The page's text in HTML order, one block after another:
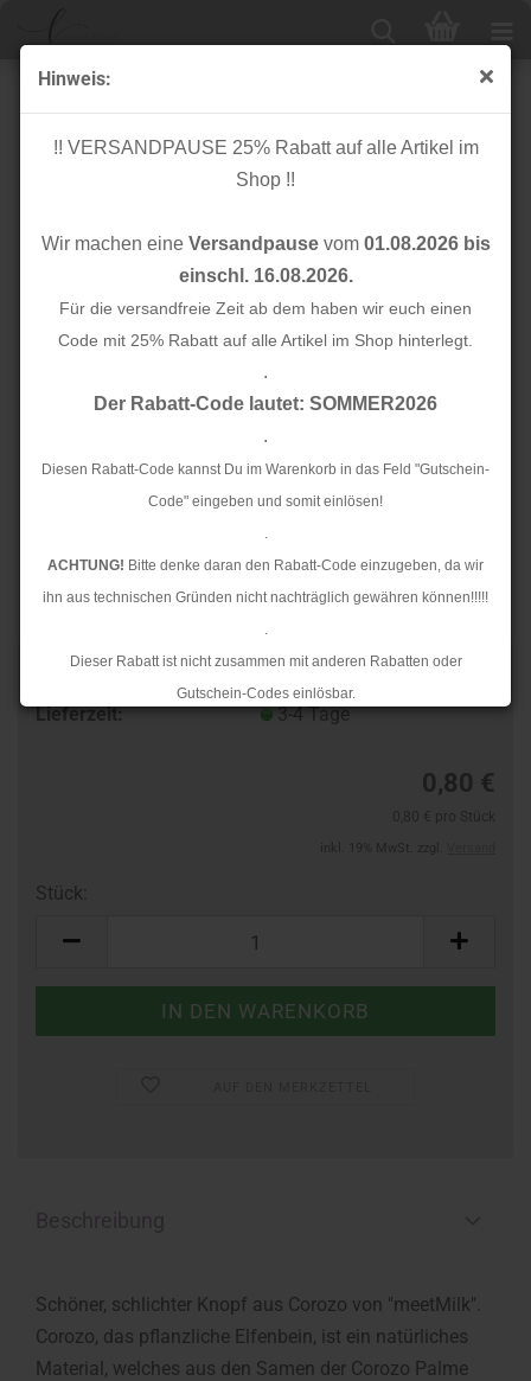
Hinweis:
!! VERSANDPAUSE 25% Rabatt auf alle Artikel im
Shop !!
Wir machen eine Versandpausevom 01.08.2026 bis
einschl. 16.08.2026.
Für die versandfreie Zeit ab dem haben wir euch einen
Code mit 25% Rabatt auf alle Artikel im Shop hinterlegt.
.
Der Rabatt-Code lautet: SOMMER2026
.
Diesen Rabatt-Code kannst Du im Warenkorb in das Feld "Gutschein-
Code" eingeben und somit einlösen!
.
ACHTUNG! Bitte denke daran den Rabatt-Code einzugeben, da wir
ihn aus technischen Gründen nicht nachträglich gewähren können!!!!!
.
Dieser Rabatt ist nicht zusammen mit anderen Rabatten oder
Gutschein-Codes einlösbar.
.
Rückstaus kann es jedoch zu längeren Lieferzeiten kommen.
Knopf Corozo - Frame - 11 mm - powder pink -
meetMilk
Lieferzeit:
3-4 Tage
0,80 €
Stück:
Schöner, schlichter Knopf aus Corozo von "meetMilk".
Corozo, das pflanzliche Elfenbein, ist ein natürliches
Material, welches aus den Samen der Corozo Palme